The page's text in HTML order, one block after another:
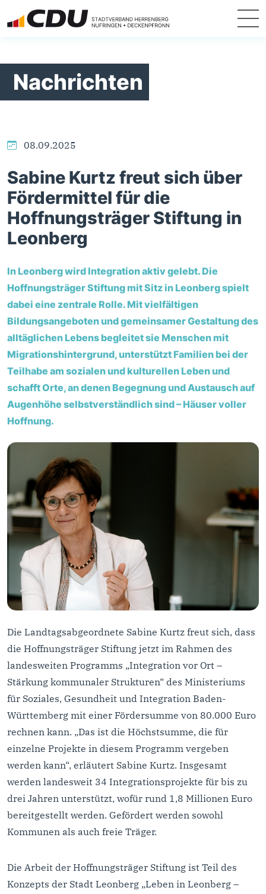
Nachrichten
08.09.2025
Sabine Kurtz freut sich über
Fördermittel für die
Hoffnungsträger Stiftung in
Leonberg
In Leonberg wird Integration aktiv gelebt. Die
Hoffnungsträger Stiftung mit Sitz in Leonberg spielt
dabei eine zentrale Rolle. Mit vielfältigen
Bildungsangeboten und gemeinsamer Gestaltung des
alltäglichen Lebens begleitet sie Menschen mit
Migrationshintergrund, unterstützt Familien bei der
Teilhabe am sozialen und kulturellen Leben und
schafft Orte, an denen Begegnung und Austausch auf
Augenhöhe selbstverständlich sind – Häuser voller
Hoffnung.
Die Landtagsabgeordnete Sabine Kurtz freut sich, dass
die Hoffnungsträger Stiftung jetzt im Rahmen des
landesweiten Programms „Integration vor Ort –
Stärkung kommunaler Strukturen“ des Ministeriums
für Soziales, Gesundheit und Integration Baden-
Württemberg mit einer Fördersumme von 80.000 Euro
rechnen kann. „Das ist die Höchstsumme, die für
einzelne Projekte in diesem Programm vergeben
werden kann“, erläutert Sabine Kurtz. Insgesamt
werden landesweit 34 Integrationsprojekte für bis zu
drei Jahren unterstützt, wofür rund 1,8 Millionen Euro
bereitgestellt werden. Gefördert werden sowohl
Kommunen als auch freie Träger.
Die Arbeit der Hoffnungsträger Stiftung ist Teil des
Konzepts der Stadt Leonberg „Leben in Leonberg –